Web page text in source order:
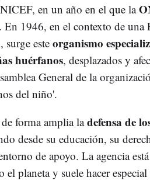
en un año en el que la
. En 1946, en el contexto de una
este organismo
huérfanos, desplazados y
General de la
del niño'.
de forma amplia ladefensa de
desde su educación, su
de apoyo. La agencia
planeta y suele hacer